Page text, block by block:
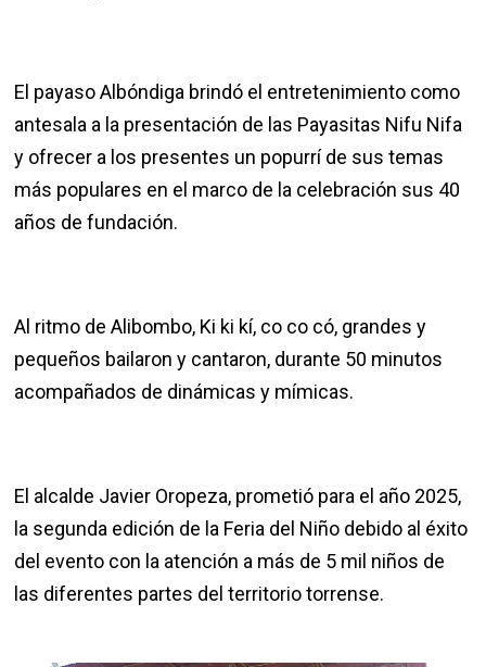
El payaso Albóndiga brindó el entretenimiento como
antesala a la presentación de las Payasitas Nifu Nifa
y ofrecer a los presentes un popurrí de sus temas
más populares en el marco de la celebración sus 40
años de fundación.
Al ritmo de Alibombo, Ki ki kí, co co có, grandes y
pequeños bailaron y cantaron, durante 50 minutos
acompañados de dinámicas y mímicas.
El alcalde Javier Oropeza, prometió para el año 2025,
la segunda edición de la Feria del Niño debido al éxito
del evento con la atención a más de 5 mil niños de
las diferentes partes del territorio torrense.